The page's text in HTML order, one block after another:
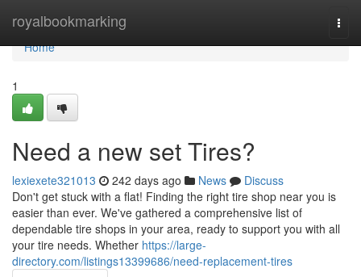
royalbookmarking
Home
Home
1
Need a new set Tires?
lexiexete321013 242 days ago News
Discuss
Don't get stuck with a flat! Finding the right tire shop near you is
easier than ever. We've gathered a comprehensive list of
dependable tire shops in your area, ready to support you with all
your tire needs. Whether https://large-
directory.com/listings13399686/need-replacement-tires